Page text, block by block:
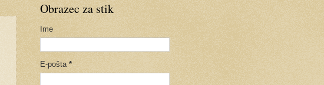
Obrazec za stik
Ime
E-pošta *